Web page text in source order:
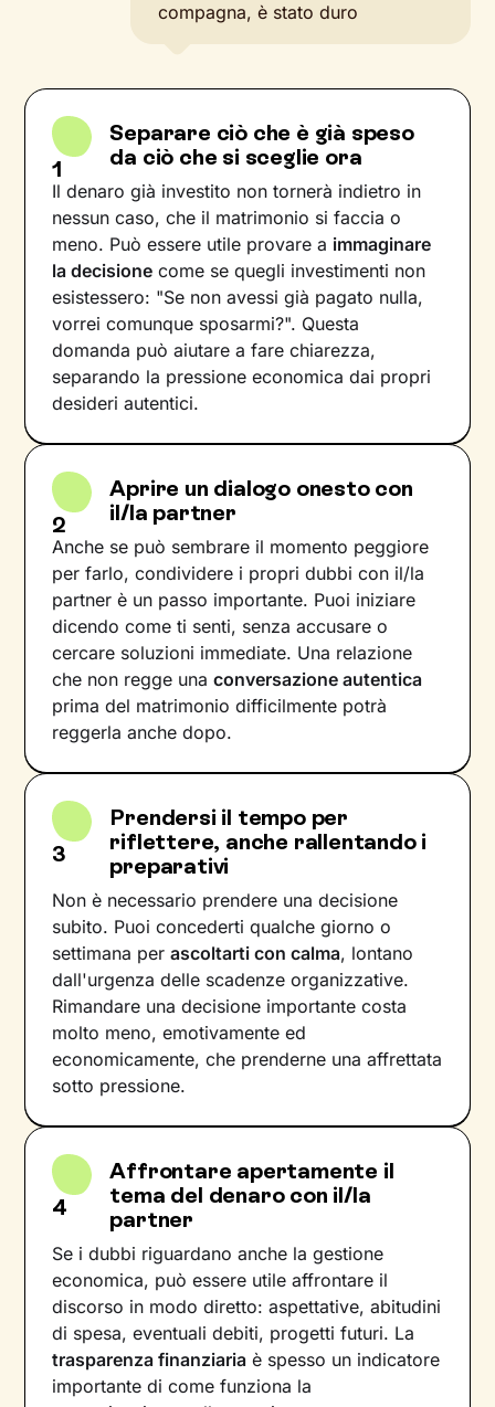
compagna, è stato duro
1
Separare ciò che è già speso
da ciò che si sceglie ora
Il denaro già investito non tornerà indietro in
nessun caso, che il matrimonio si faccia o
meno. Può essere utile provare a immaginare
la decisione come se quegli investimenti non
esistessero: "Se non avessi già pagato nulla,
vorrei comunque sposarmi?". Questa
domanda può aiutare a fare chiarezza,
separando la pressione economica dai propri
desideri autentici.
2
Aprire un dialogo onesto con
il/la partner
Anche se può sembrare il momento peggiore
per farlo, condividere i propri dubbi con il/la
partner è un passo importante. Puoi iniziare
dicendo come ti senti, senza accusare o
cercare soluzioni immediate. Una relazione
che non regge unaconversazione autentica
prima del matrimonio difficilmente potrà
reggerla anche dopo.
3
Prendersi il tempo per
riflettere, anche rallentando i
preparativi
Non è necessario prendere una decisione
subito. Puoi concederti qualche giorno o
settimana perascoltarti con calma, lontano
dall'urgenza delle scadenze organizzative.
Rimandare una decisione importante costa
molto meno, emotivamente ed
economicamente, che prenderne una affrettata
sotto pressione.
4
Affrontare apertamente il
tema del denaro con il/la
partner
Se i dubbi riguardano anche la gestione
economica, può essere utile affrontare il
discorso in modo diretto: aspettative, abitudini
di spesa, eventuali debiti, progetti futuri. La
trasparenza finanziaria è spesso un indicatore
importante di come funziona la